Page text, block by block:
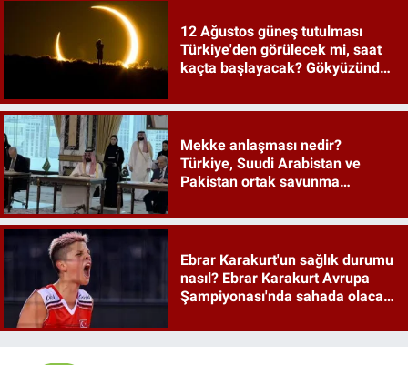
12 Ağustos güneş tutulması
Türkiye'den görülecek mi, saat
kaçta başlayacak? Gökyüzünde
Mekke anlaşması nedir?
Türkiye, Suudi Arabistan ve
Pakistan ortak savunma
Ebrar Karakurt'un sağlık durumu
nasıl? Ebrar Karakurt Avrupa
Şampiyonası'nda sahada olacak